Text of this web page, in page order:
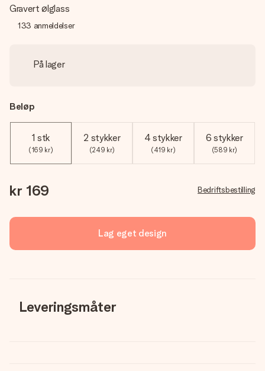
Gravert ølglass
133 anmeldelser
På lager
Beløp
1 stk
(169 kr)
2 stykker
(249 kr)
4 stykker
(419 kr)
6 stykker
(589 kr)
kr 169 Bedriftsbestilling
Lag eget design
Leveringsmåter